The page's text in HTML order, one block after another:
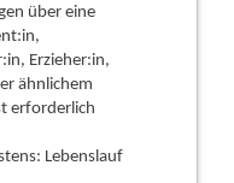
über eine
Erzieher:in,
ähnlichem
erforderlich
Lebenslauf